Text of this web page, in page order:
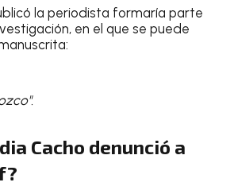
la periodista formaría parte
en el que se puede
Cacho denunció a